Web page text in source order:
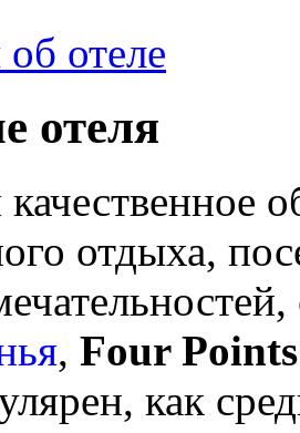
отеле
отеля
качественное
отдыха,
, Four
как